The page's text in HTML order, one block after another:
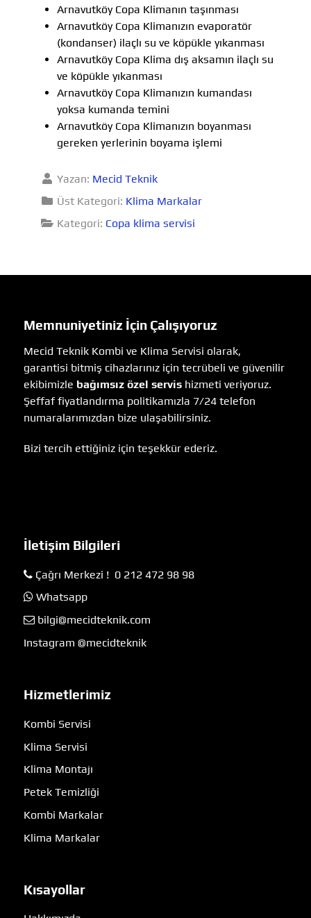
Arnavutköy Copa Klimanın taşınması
Arnavutköy Copa Klimanızın evaporatör
(kondanser) ilaçlı su ve köpükle yıkanması
Arnavutköy Copa Klima dış aksamın ilaçlı su
ve köpükle yıkanması
Arnavutköy Copa Klimanızın kumandası
yoksa kumanda temini
Arnavutköy Copa Klimanızın boyanması
gereken yerlerinin boyama işlemi
Yazan: Mecid Teknik
Üst Kategori: Klima Markalar
Kategori: Copa klima servisi
Memnuniyetiniz İçin Çalışıyoruz
Mecid Teknik Kombi ve Klima Servisi olarak,
garantisi bitmiş cihazlarınız için tecrübeli ve güvenilir
ekibimizle bağımsız özel servis hizmeti veriyoruz.
Şeffaf fiyatlandırma politikamızla 7/24 telefon
numaralarımızdan bize ulaşabilirsiniz.
Bizi tercih ettiğiniz için teşekkür ederiz.
İletişim Bilgileri
Çağrı Merkezi ! 0 212 472 98 98
Whatsapp
bilgi@mecidteknik.com
Instagram @mecidteknik
Hizmetlerimiz
Kombi Servisi
Klima Servisi
Klima Montajı
Petek Temizliği
Kombi Markalar
Klima Markalar
Kısayollar